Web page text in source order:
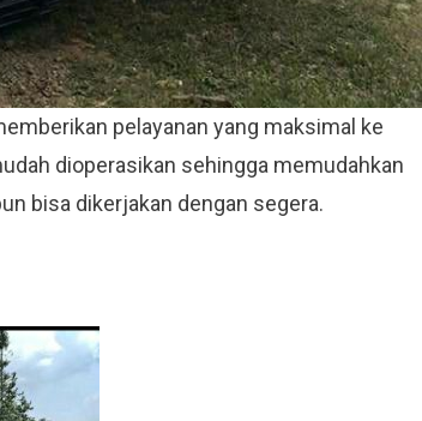
pelayanan yang maksimal ke
dioperasikan sehingga memudahkan
bisa dikerjakan dengan segera.